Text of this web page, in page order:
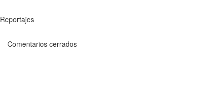
Reportajes
Comentarios cerrados